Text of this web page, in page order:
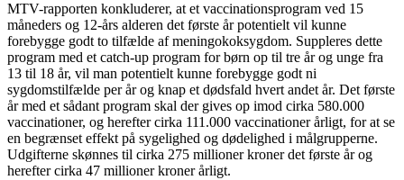
MTV-rapporten konkluderer, at et vaccinationsprogram ved 15
måneders og 12-års alderen det første år potentielt vil kunne
forebygge godt to tilfælde af meningokoksygdom. Suppleres dette
program med et catch-up program for børn op til tre år og unge fra
13 til 18 år, vil man potentielt kunne forebygge godt ni
sygdomstilfælde per år og knap et dødsfald hvert andet år. Det første
år med et sådant program skal der gives op imod cirka 580.000
vaccinationer, og herefter cirka 111.000 vaccinationer årligt, for at se
en begrænset effekt på sygelighed og dødelighed i målgrupperne.
Udgifterne skønnes til cirka 275 millioner kroner det første år og
herefter cirka 47 millioner kroner årligt.